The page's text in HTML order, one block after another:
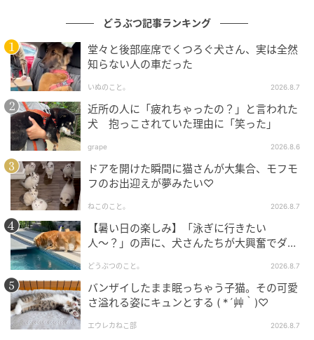
どうぶつ記事ランキング
堂々と後部座席でくつろぐ犬さん、実は全然
知らない人の車だった
いぬのこと。 2026.8.7
近所の人に「疲れちゃったの？」と言われた
犬 抱っこされていた理由に「笑った」
grape 2026.8.6
ドアを開けた瞬間に猫さんが大集合、モフモ
フのお出迎えが夢みたい♡
ねこのこと。 2026.8.7
【暑い日の楽しみ】「泳ぎに行きたい
人〜？」の声に、犬さんたちが大興奮でダッ
どうぶつのこと。 2026.8.7
バンザイしたまま眠っちゃう子猫。その可愛
さ溢れる姿にキュンとする ( *´艸｀)♡
エウレカねこ部 2026.8.7